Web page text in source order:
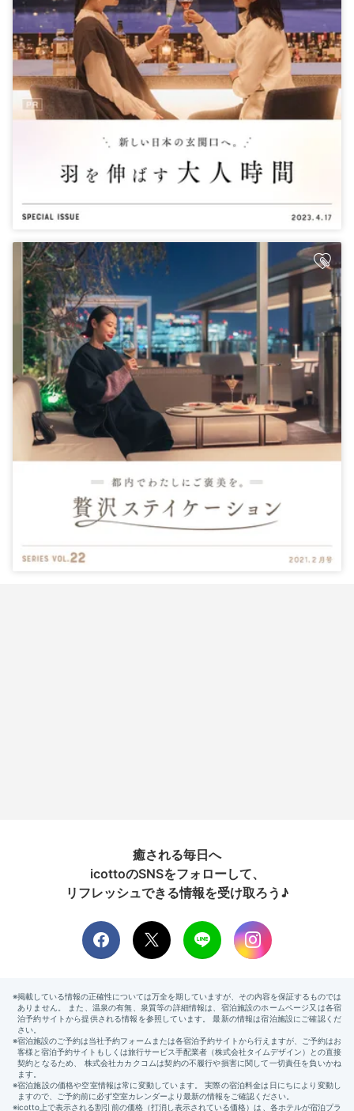
癒される毎日へ
icottoのSNSをフォローして、
リフレッシュできる情報を受け取ろう♪